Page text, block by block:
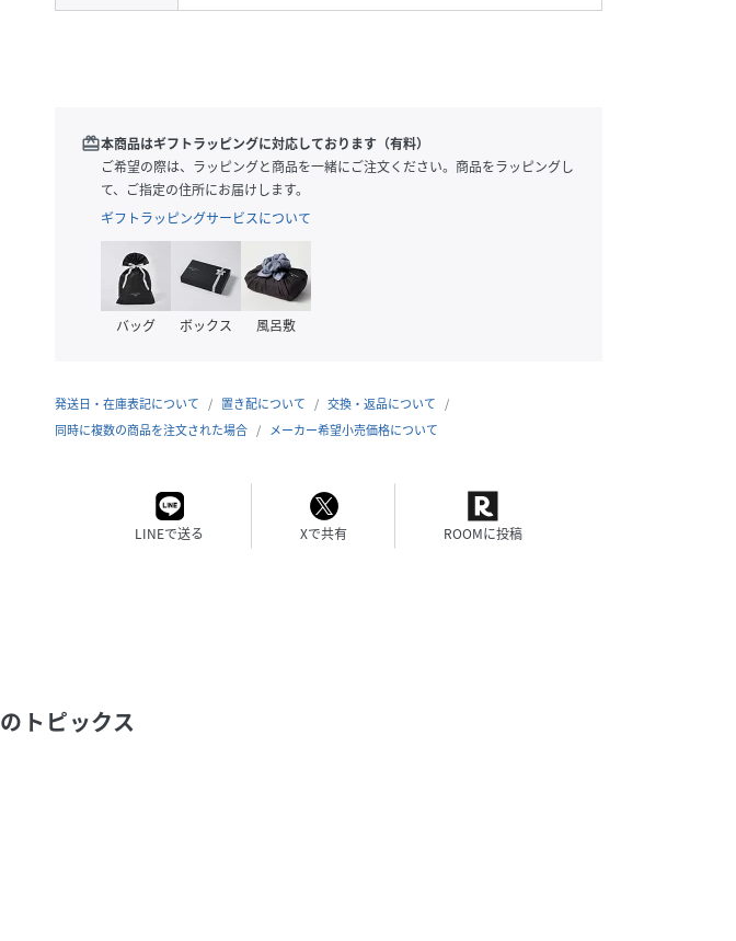
redeem本商品はギフトラッピングに対応しております（有料）
ご希望の際は、ラッピングと商品を一緒にご注文ください。商品をラッピングし
て、ご指定の住所にお届けします。
ギフトラッピングサービスについて
バッグ ボックス 風呂敷
発送日・在庫表記について 置き配について
交換・返品について
同時に複数の商品を注文された場合
メーカー希望小売価格について
LINEで送る Xで共有 ROOMに投稿
のトピックス